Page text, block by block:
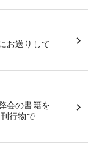
お送りして
会の書籍を
行物で